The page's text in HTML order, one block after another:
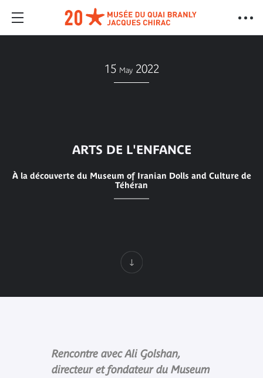
15 May 2022
ARTS DE L'ENFANCE
À la découverte du Museum of Iranian Dolls and Culture de
Téhéran
Rencontre avec Ali Golshan,
directeur et fondateur du Museum